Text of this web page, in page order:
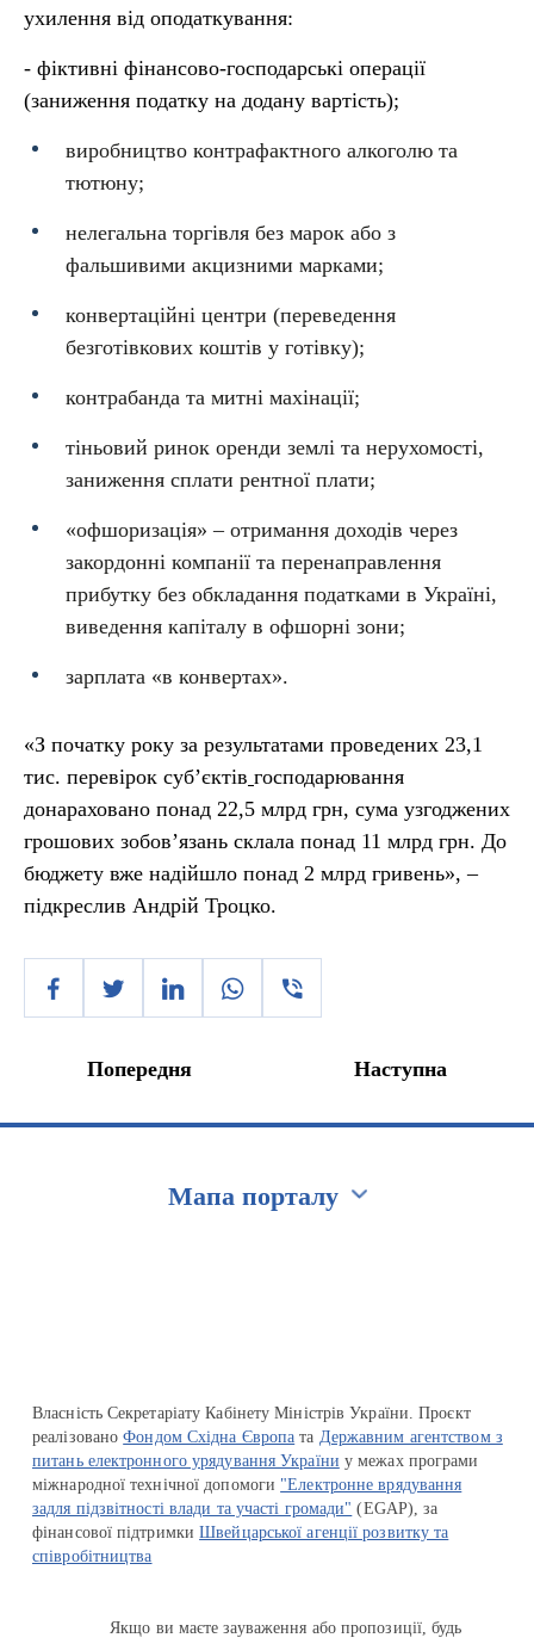
ухилення від оподаткування:
- фіктивні фінансово-господарські операції
(заниження податку на додану вартість);
виробництво контрафактного алкоголю та
тютюну;
нелегальна торгівля без марок або з
фальшивими акцизними марками;
конвертаційні центри (переведення
безготівкових коштів у готівку);
контрабанда та митні махінації;
тіньовий ринок оренди землі та нерухомості,
заниження сплати рентної плати;
«офшоризація» – отримання доходів через
закордонні компанії та перенаправлення
прибутку без обкладання податками в Україні,
виведення капіталу в офшорні зони;
зарплата «в конвертах».
«З початку року за результатами проведених 23,1
тис. перевірок суб’єктів господарювання
донараховано понад 22,5 млрд грн, сума узгоджених
грошових зобов’язань склала понад 11 млрд грн. До
бюджету вже надійшло понад 2 млрд гривень», –
підкреслив Андрій Троцко.
Попередня Наступна
Мапа порталу
Власність Секретаріату Кабінету Міністрів України. Проєкт
реалізованоФондом Східна Європа та Державним агентством з
питань електронного урядування України у межах програми
міжнародної технічної допомоги "Електронне врядування
задля підзвітності влади та участі громади" (EGAP), за
фінансової підтримкиШвейцарської агенції розвитку та
співробітництва
Якщо ви маєте зауваження або пропозиції, будь